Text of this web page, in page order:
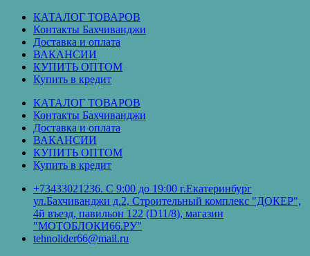
Перейти
содержимому
КАТАЛОГ ТОВАРОВ
Контакты Бахчиванджи
Доставка и оплата
ВАКАНСИИ
КУПИТЬ ОПТОМ
Купить в кредит
КАТАЛОГ ТОВАРОВ
Контакты Бахчиванджи
Доставка и оплата
ВАКАНСИИ
КУПИТЬ ОПТОМ
Купить в кредит
+73433021236. С 9:00 до 19:00 г.Екатеринбург
ул.Бахчиванджи д.2, Строительный комплекс "ДОКЕР",
4й въезд, павильон 122 (D11/8), магазин
"МОТОБЛОКИ66.РУ"
tehnolider66@mail.ru